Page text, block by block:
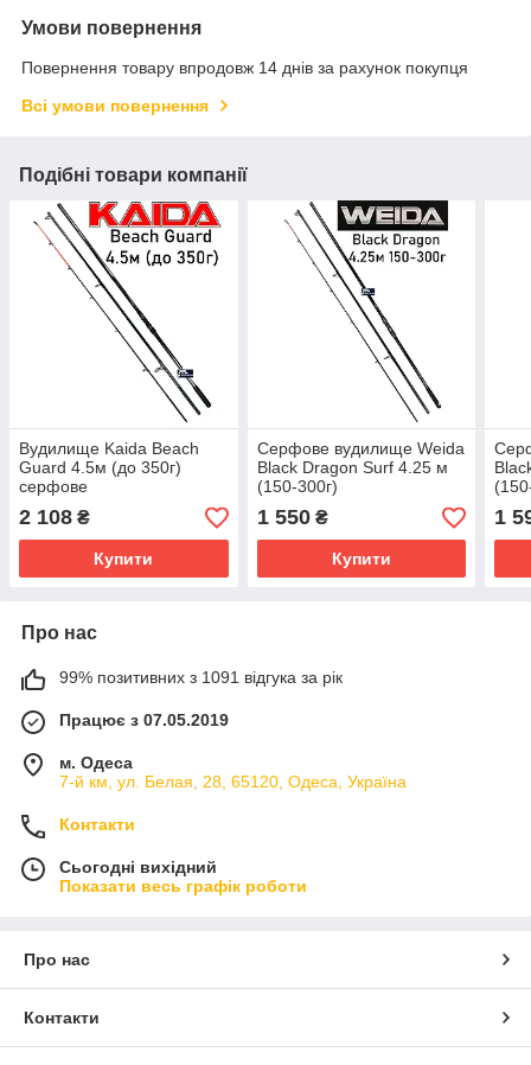
Умови повернення
Повернення товару впродовж 14 днів за рахунок покупця
Всі умови повернення
Подібні товари компанії
Вудилище Kaida Beach
Guard 4.5м (до 350г)
серфове
2 108 ₴
Купити
Серфове вудилище Weida
Black Dragon Surf 4.25 м
(150-300г)
1 550₴
Купити
1
Про нас
99% позитивних з 1091 відгука за рік
Працює з 07.05.2019
м. Одеса
7-й км, ул. Белая, 28, 65120, Одеса, Україна
Контакти
Сьогодні вихідний
Показати весь графік роботи
Про нас
Контакти